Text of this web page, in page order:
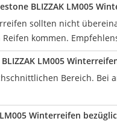
BLIZZAK LM005
sollten nicht
kommen.
LM005
Bereich. Bei
Winterreifen